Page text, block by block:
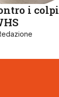
i colpi